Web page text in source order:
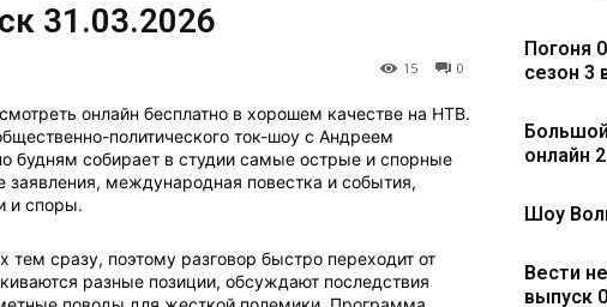
31.03.2026
0
15
онлайн бесплатно в хорошем качестве на НТВ.
политического ток-шоу с Андреем
собирает в студии самые острые и спорные
международная повестка и события,
и споры.
тем сразу, поэтому разговор быстро переходит от
разные позиции, обсуждают последствия
Погоня
сезон 3
онлайн
Шоу
Вести
выпуск